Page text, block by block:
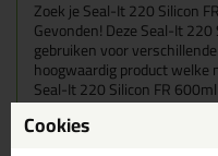
Zoek je Seal-It 220 Silicon
Gevonden! Deze Seal-It
gebruiken voor
hoogwaardig product welke
Seal-It 220 Silicon FR
voorraad en op werkdagen
Cookies